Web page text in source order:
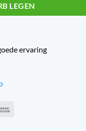
LEGEN
ervaring